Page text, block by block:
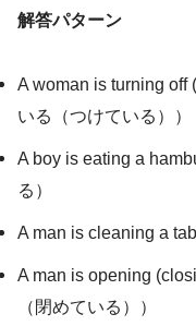
解答パターン
A woman is turning off
いる（つけている））
A boy is eating a
る）
A man is cleaning a
A man is opening
（閉めている））